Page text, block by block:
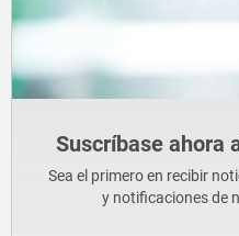
Suscríbase ahora
Sea el primero en recibir
y notificaciones de